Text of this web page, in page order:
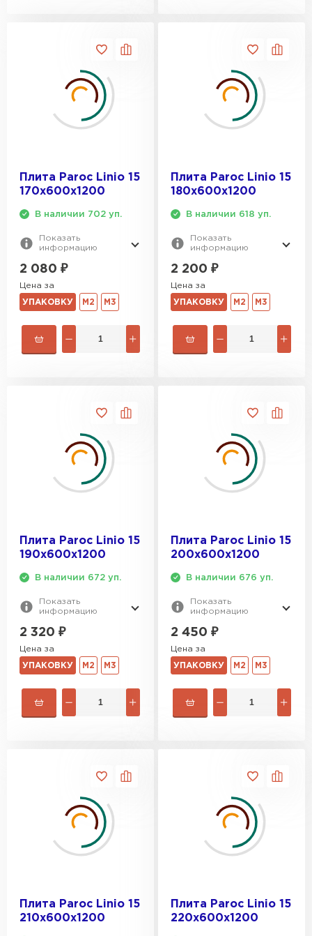
Плита Paroc Linio 15
170х600х1200
В наличии 702 уп.
Показать
информацию
2 080 ₽
Цена за
УПАКОВКУ М2 М3
Плита Paroc Linio 15
180х600х1200
В наличии 618 уп.
Показать
информацию
2 200 ₽
Цена за
УПАКОВКУ М2 М3
Плита Paroc Linio 15
190х600х1200
В наличии 672 уп.
Показать
информацию
2 320 ₽
Цена за
УПАКОВКУ М2 М3
Плита Paroc Linio 15
200х600х1200
В наличии 676 уп.
Показать
информацию
2 450 ₽
Цена за
УПАКОВКУ М2 М3
Плита Paroc Linio 15
210х600х1200
Плита Paroc Linio 15
220х600х1200